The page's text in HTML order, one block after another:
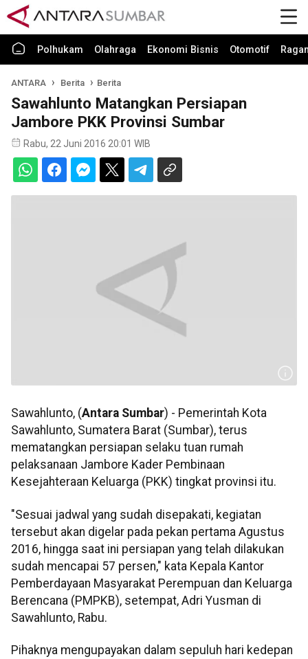
Polhukam Olahraga Ekonomi Bisnis Otomotif
ANTARA Berita Berita
Sawahlunto Matangkan Persiapan
Jambore PKK Provinsi Sumbar
Rabu, 22 Juni 2016 20:01 WIB
Sawahlunto, (Antara Sumbar) - Pemerintah Kota
Sawahlunto, Sumatera Barat (Sumbar), terus
mematangkan persiapan selaku tuan rumah
pelaksanaan Jambore Kader Pembinaan
Kesejahteraan Keluarga (PKK) tingkat provinsi itu.
"Sesuai jadwal yang sudah disepakati, kegiatan
tersebut akan digelar pada pekan pertama Agustus
2016, hingga saat ini persiapan yang telah dilakukan
sudah mencapai 57 persen," kata Kepala Kantor
Pemberdayaan Masyarakat Perempuan dan Keluarga
Berencana (PMPKB), setempat, Adri Yusman di
Sawahlunto, Rabu.
Pihaknya mengupayakan dalam sepuluh hari kedepan